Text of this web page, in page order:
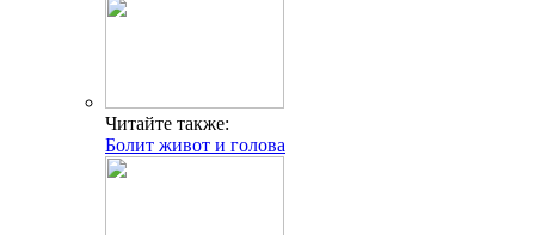
Читайте также:
Болит живот и голова